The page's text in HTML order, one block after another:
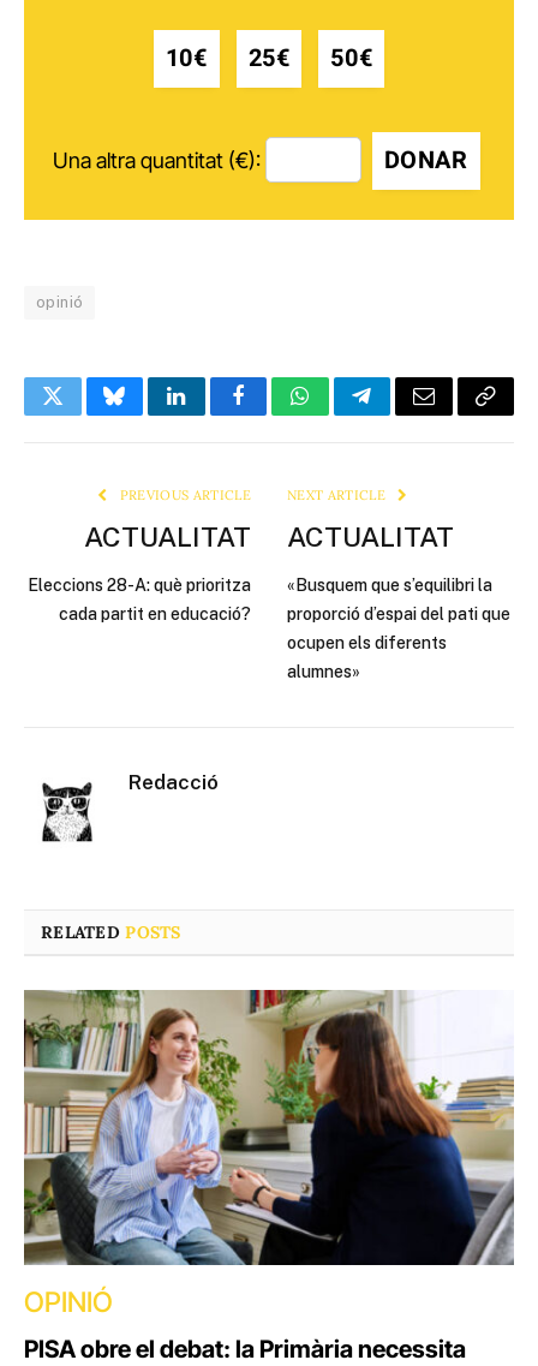
10€ 25€ 50€
Una altra quantitat (€): DONAR
opinió
TwitterBlueskyLinkedInFacebookWhatsAppTelegramEmail Copy
PREVIOUS ARTICLE
ACTUALITAT
Eleccions 28-A: què prioritza
cada partit en educació?
NEXT ARTICLE
ACTUALITAT
«Busquem que s’equilibri la
proporció d’espai del pati que
ocupen els diferents
alumnes»
Redacció
RELATEDPOSTS
OPINIÓ
PISA obre el debat: la Primària necessita